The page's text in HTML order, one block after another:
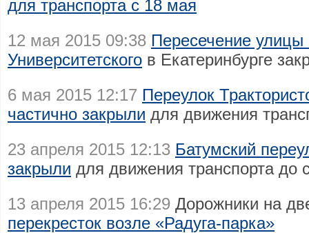
для транспорта с 18 мая
12 мая 2015 09:38 Пересечение
Университетского в Екатеринбурге
6 мая 2015 12:17 Переулок
частично закрыли для движения
23 апреля 2015 12:13 Батумский
закрыли для движения транспорта до
13 апреля 2015 16:29 Дорожники на
перекресток возле «Радуга-парка»